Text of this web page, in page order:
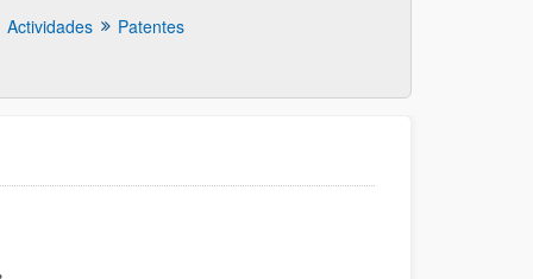
Actividades Patentes